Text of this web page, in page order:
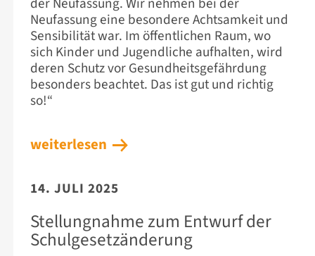
Neufassung eine besondere Achtsamkeit und
Sensibilität war. Im öffentlichen Raum, wo
sich Kinder und Jugendliche aufhalten, wird
deren Schutz vor Gesundheitsgefährdung
besonders beachtet. Das ist gut und richtig
so!“
weiterlesen
14. JULI 2025
Stellungnahme zum Entwurf der
Schulgesetzänderung